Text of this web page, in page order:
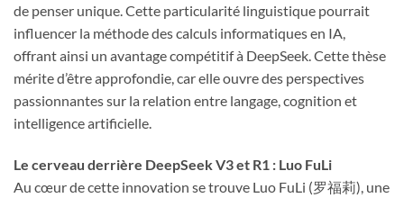
de penser unique. Cette particularité linguistique pourrait
influencer la méthode des calculs informatiques en IA,
offrant ainsi un avantage compétitif à DeepSeek. Cette thèse
mérite d’être approfondie, car elle ouvre des perspectives
passionnantes sur la relation entre langage, cognition et
intelligence artificielle.
Le cerveau derrière DeepSeek V3 et R1 : Luo FuLi
Au cœur de cette innovation se trouve Luo FuLi (罗福莉), une